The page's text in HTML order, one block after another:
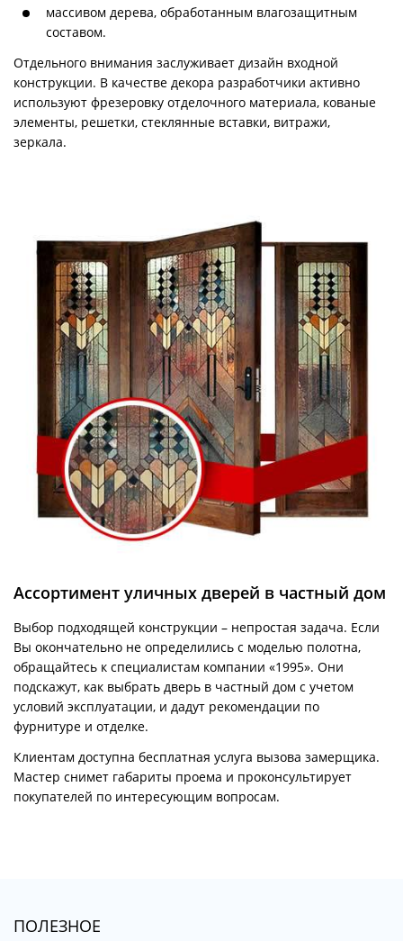
массивом дерева, обработанным влагозащитным
составом.
Отдельного внимания заслуживает дизайн входной
конструкции. В качестве декора разработчики активно
используют фрезеровку отделочного материала, кованые
элементы, решетки, стеклянные вставки, витражи,
зеркала.
Ассортимент уличных дверей в частный дом
Выбор подходящей конструкции – непростая задача. Если
Вы окончательно не определились с моделью полотна,
обращайтесь к специалистам компании «1995». Они
подскажут, как выбрать дверь в частный дом с учетом
условий эксплуатации, и дадут рекомендации по
фурнитуре и отделке.
Клиентам доступна бесплатная услуга вызова замерщика.
Мастер снимет габариты проема и проконсультирует
покупателей по интересующим вопросам.
ПОЛЕЗНОЕ